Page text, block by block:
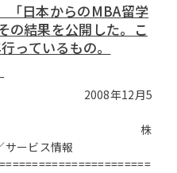
「日本からのMBA留学
の結果を公開した。こ
っているもの。
12月5
ービス情報